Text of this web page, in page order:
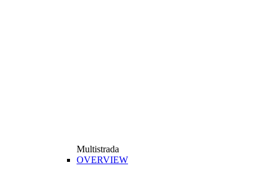
Multistrada
OVERVIEW